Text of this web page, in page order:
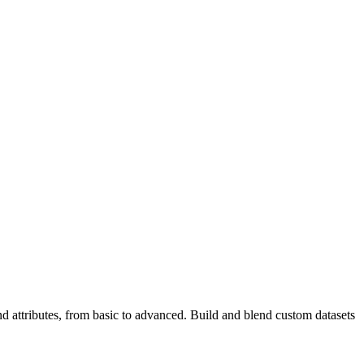
from basic to advanced. Build and blend custom datasets